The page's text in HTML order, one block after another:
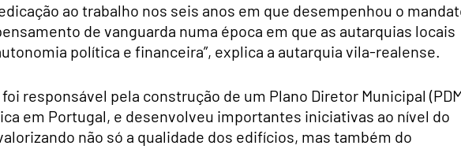
ao trabalho nos seis anos em que desempenhou o
de vanguarda numa época em que as autarquias locais
política e financeira”, explica a autarquia vila-realense.
responsável pela construção de um Plano Diretor Municipal
em Portugal, e desenvolveu importantes iniciativas ao nível do
não só a qualidade dos edifícios, mas também do